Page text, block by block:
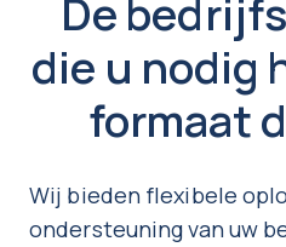
De
die u nodig
formaat
Wij bieden flexibele
ondersteuning van uw